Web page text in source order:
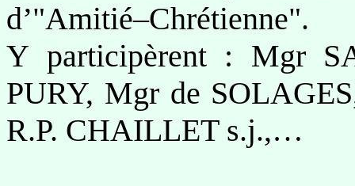
d’"Amitié–Chrétienne".
Y participèrent : Mgr
PURY, Mgr de
R.P. CHAILLET s.j.,…